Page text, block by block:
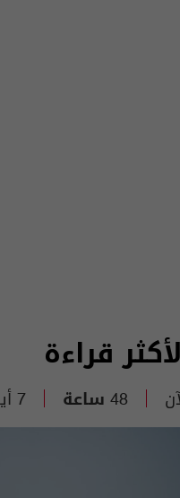
قراءة
48 ساعة 7 أيام